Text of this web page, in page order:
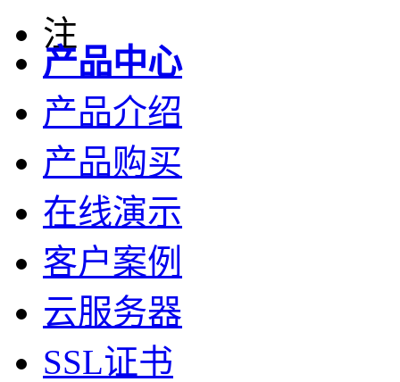
产品中心
产品介绍
产品购买
在线演示
客户案例
云服务器
SSL证书